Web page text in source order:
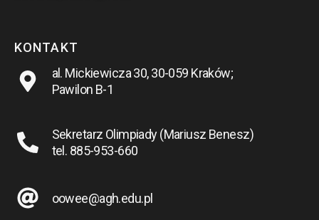
KONTAKT
al. Mickiewicza 30, 30-059 Kraków;
Pawilon B-1
Sekretarz Olimpiady (Mariusz Benesz)
tel. 885-953-660
oowee@agh.edu.pl